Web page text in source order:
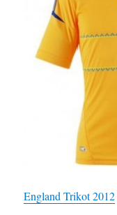
England Trikot 2012